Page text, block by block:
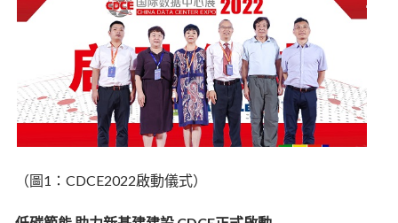
（圖1：CDCE2022啟動儀式）